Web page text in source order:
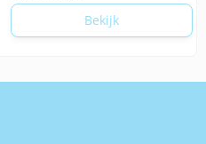
Bekijk